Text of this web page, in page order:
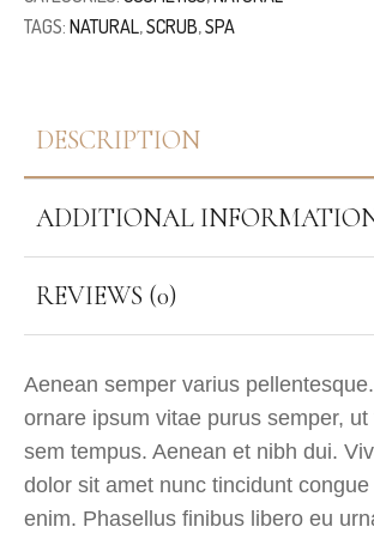
TAGS: NATURAL,SCRUB,SPA
DESCRIPTION
ADDITIONAL
REVIEWS (0)
Aenean semper varius
ornare ipsum vitae purus semper, ut
sem tempus. Aenean et nibh dui.
dolor sit amet nunc tincidunt
enim. Phasellus finibus libero eu